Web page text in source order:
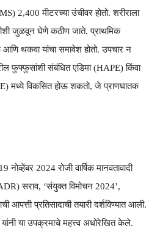
2,400 मीटरच्या उंचीवर होतो. शरीराला
जुळवून घेणे कठीण जाते. प्राथमिक
थकवा यांचा समावेश होतो. उपचार न
फुफ्फुसांशी संबंधित एडिमा (HAPE) किंवा
मध्ये विकसित होऊ शकतो, जे प्राणघातक
2024 रोजी वार्षिक मानवतावादी
सराव, ‘संयुक्त विमोचन 2024’,
आपत्ती प्रतिसादाची तयारी दर्शविण्यात आली.
या उपक्रमाचे महत्त्व अधोरेखित केले.